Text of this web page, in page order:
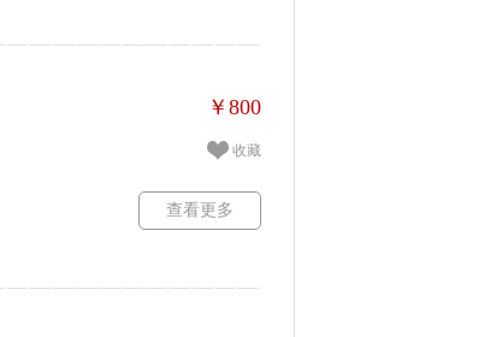
￥800
收藏
查看更多